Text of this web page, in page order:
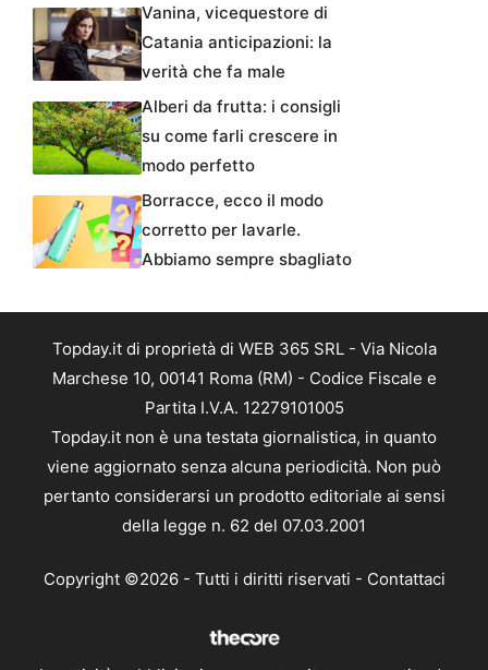
Vanina, vicequestore di
Catania anticipazioni: la
verità che fa male
Alberi da frutta: i consigli
su come farli crescere in
modo perfetto
Borracce, ecco il modo
corretto per lavarle.
Abbiamo sempre sbagliato
Topday.it di proprietà di WEB 365 SRL - Via Nicola
Marchese 10, 00141 Roma (RM) - Codice Fiscale e
Partita I.V.A. 12279101005
Topday.it non è una testata giornalistica, in quanto
viene aggiornato senza alcuna periodicità. Non può
pertanto considerarsi un prodotto editoriale ai sensi
della legge n. 62 del 07.03.2001
Copyright ©2026 - Tutti i diritti riservati - Contattaci